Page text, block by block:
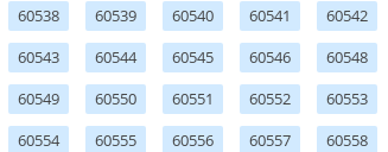
60538
60539 60540 60541
60542
60543
60544 60545 60546
60548
60549
60550 60551 60552
60553
60554
60555 60556 60557
60558